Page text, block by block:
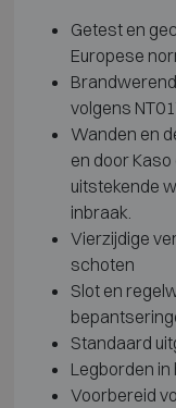
Getest en
Europese
volgens
Wanden en
en door
uitstekende
inbraak.
Vierzijdige
schoten
Slot en
Standaard
Legborden
Voorbereid